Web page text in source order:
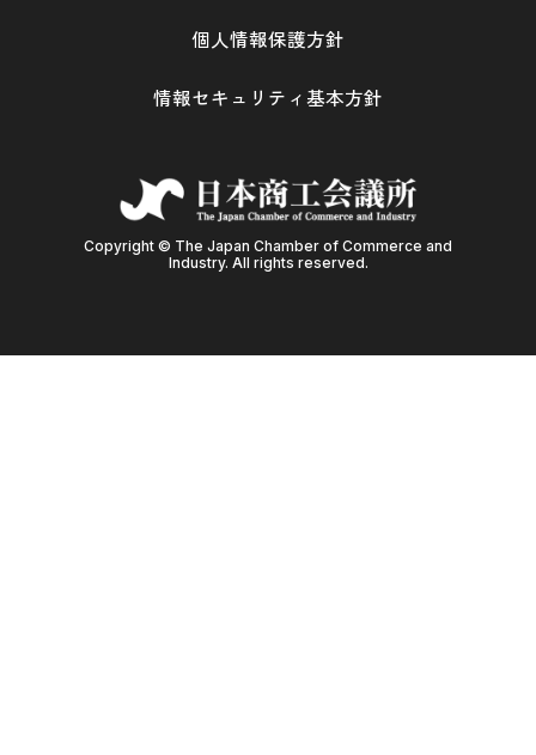
Copyright © The Japan Chamber of Commerce and
Industry. All rights reserved.
個人情報保護方針
情報セキュリティ基本方針